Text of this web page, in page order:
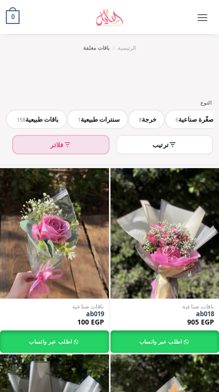
0
الرئيسية / باقات مغلفة
النوع
مصغّرة صناعية6 خرجة8 سنترات طبيعية 1 باقات طبيعية158
ترتيب فلاتر
باقات صناعية
ab018
905 EGP
اطلب عبر واتساب
باقات صناعية
ab019
100 EGP
اطلب عبر واتساب